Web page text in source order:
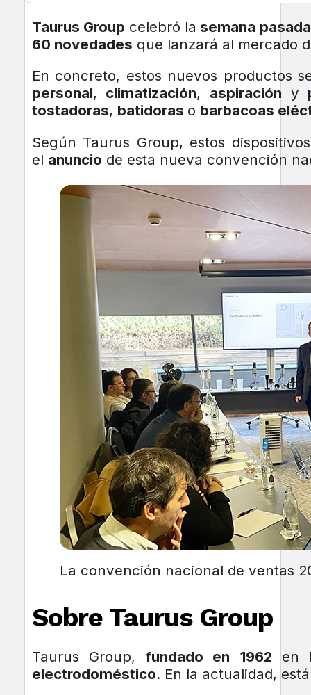
Taurus Group celebró la semana pasada
60 novedades que lanzará al mercado
En concreto, estos nuevos productos
personal, climatización, aspiración y
tostadoras, batidoras o barbacoas
Según Taurus Group, estos
el anuncio de esta nueva convención
La convención nacional de ventas
Sobre Taurus Group
Taurus Group, fundado en 1962 en
electrodoméstico. En la actualidad,